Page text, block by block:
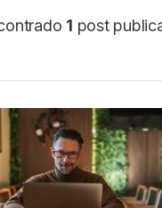
1 post